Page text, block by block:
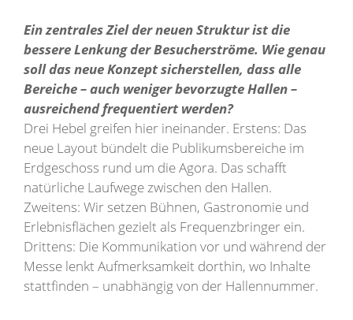
Ein zentrales Ziel der neuen Struktur ist die
bessere Lenkung der Besucherströme. Wie genau
soll das neue Konzept sicherstellen, dass alle
Bereiche – auch weniger bevorzugte Hallen –
ausreichend frequentiert werden?
Drei Hebel greifen hier ineinander. Erstens: Das
neue Layout bündelt die Publikumsbereiche im
Erdgeschoss rund um die Agora. Das schafft
natürliche Laufwege zwischen den Hallen.
Zweitens: Wir setzen Bühnen, Gastronomie und
Erlebnisflächen gezielt als Frequenzbringer ein.
Drittens: Die Kommunikation vor und während der
Messe lenkt Aufmerksamkeit dorthin, wo Inhalte
stattfinden – unabhängig von der Hallennummer.